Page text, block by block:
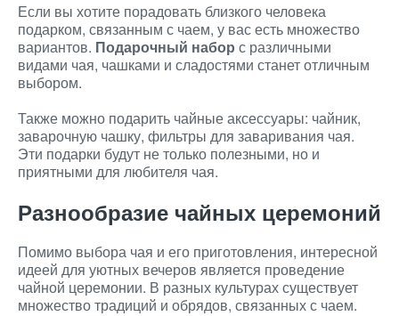
Если вы хотите порадовать близкого человека
подарком, связанным с чаем, у вас есть множество
вариантов. Подарочный набор с различными
видами чая, чашками и сладостями станет отличным
выбором.
Также можно подарить чайные аксессуары: чайник,
заварочную чашку, фильтры для заваривания чая.
Эти подарки будут не только полезными, но и
приятными для любителя чая.
Разнообразие чайных церемоний
Помимо выбора чая и его приготовления, интересной
идеей для уютных вечеров является проведение
чайной церемонии. В разных культурах существует
множество традиций и обрядов, связанных с чаем.